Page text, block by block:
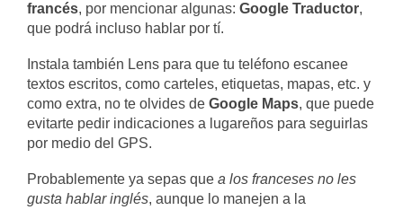
francés, por mencionar algunas: Google Traductor,
que podrá incluso hablar por tí.
Instala también Lens para que tu teléfono escanee
textos escritos, como carteles, etiquetas, mapas, etc. y
como extra, no te olvides de Google Maps, que puede
evitarte pedir indicaciones a lugareños para seguirlas
por medio del GPS.
Probablemente ya sepas que a los franceses no les
gusta hablar inglés, aunque lo manejen a la